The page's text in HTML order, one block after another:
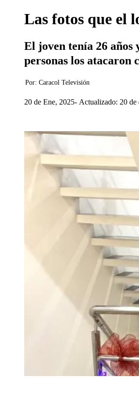
Las fotos que el
El joven tenía 26 años
personas los atacaron
Por: Caracol Televisión
20 de Ene, 2025 Actualizado: 20 de